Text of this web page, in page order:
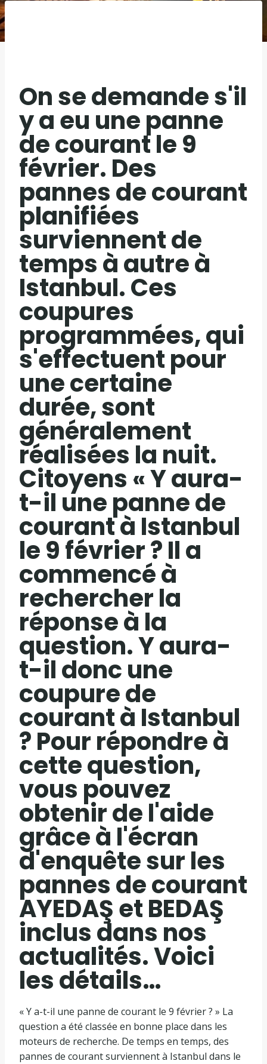
On se demande s'il
y a eu une panne
de courant le 9
février. Des
pannes de courant
planifiées
surviennent de
temps à autre à
Istanbul. Ces
coupures
programmées, qui
s'effectuent pour
une certaine
durée, sont
généralement
réalisées la nuit.
Citoyens « Y aura-
t-il une panne de
courant à Istanbul
le 9 février ? Il a
commencé à
rechercher la
réponse à la
question. Y aura-
t-il donc une
coupure de
courant à Istanbul
? Pour répondre à
cette question,
vous pouvez
obtenir de l'aide
grâce à l'écran
d'enquête sur les
pannes de courant
AYEDAŞ et BEDAŞ
inclus dans nos
actualités. Voici
les détails…
« Y a-t-il une panne de courant le 9 février ? » La
question a été classée en bonne place dans les
moteurs de recherche. De temps en temps, des
pannes de courant surviennent à Istanbul dans le